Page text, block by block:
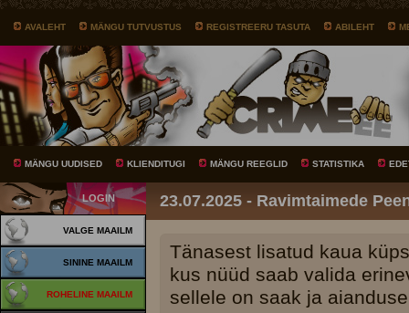
AVALEHT MÄNGU TUTVUSTUS REGISTREERU TASUTA ABILEHT
MÄNGU UUDISED KLIENDITUGI MÄNGU REEGLID STATISTIKA
LOGIN
VALGE MAAILM
SININE MAAILM
ROHELINE MAAILM
23.07.2025 - Ravimtaimede
Tänasest lisatud kaua
kus nüüd saab valida
sellele on saak ja